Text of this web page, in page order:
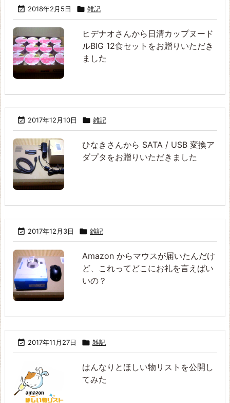
 2018年2月5日  雑記
ヒデナオさんから日清カップヌード
ルBIG 12食セットをお贈りいただき
ました
 2017年12月10日  雑記
ひなきさんから SATA / USB 変換ア
ダプタをお贈りいただきました
 2017年12月3日  雑記
Amazon からマウスが届いたんだけ
ど、これってどこにお礼を言えばい
いの？
 2017年11月27日  雑記
はんなりとほしい物リストを公開し
てみた